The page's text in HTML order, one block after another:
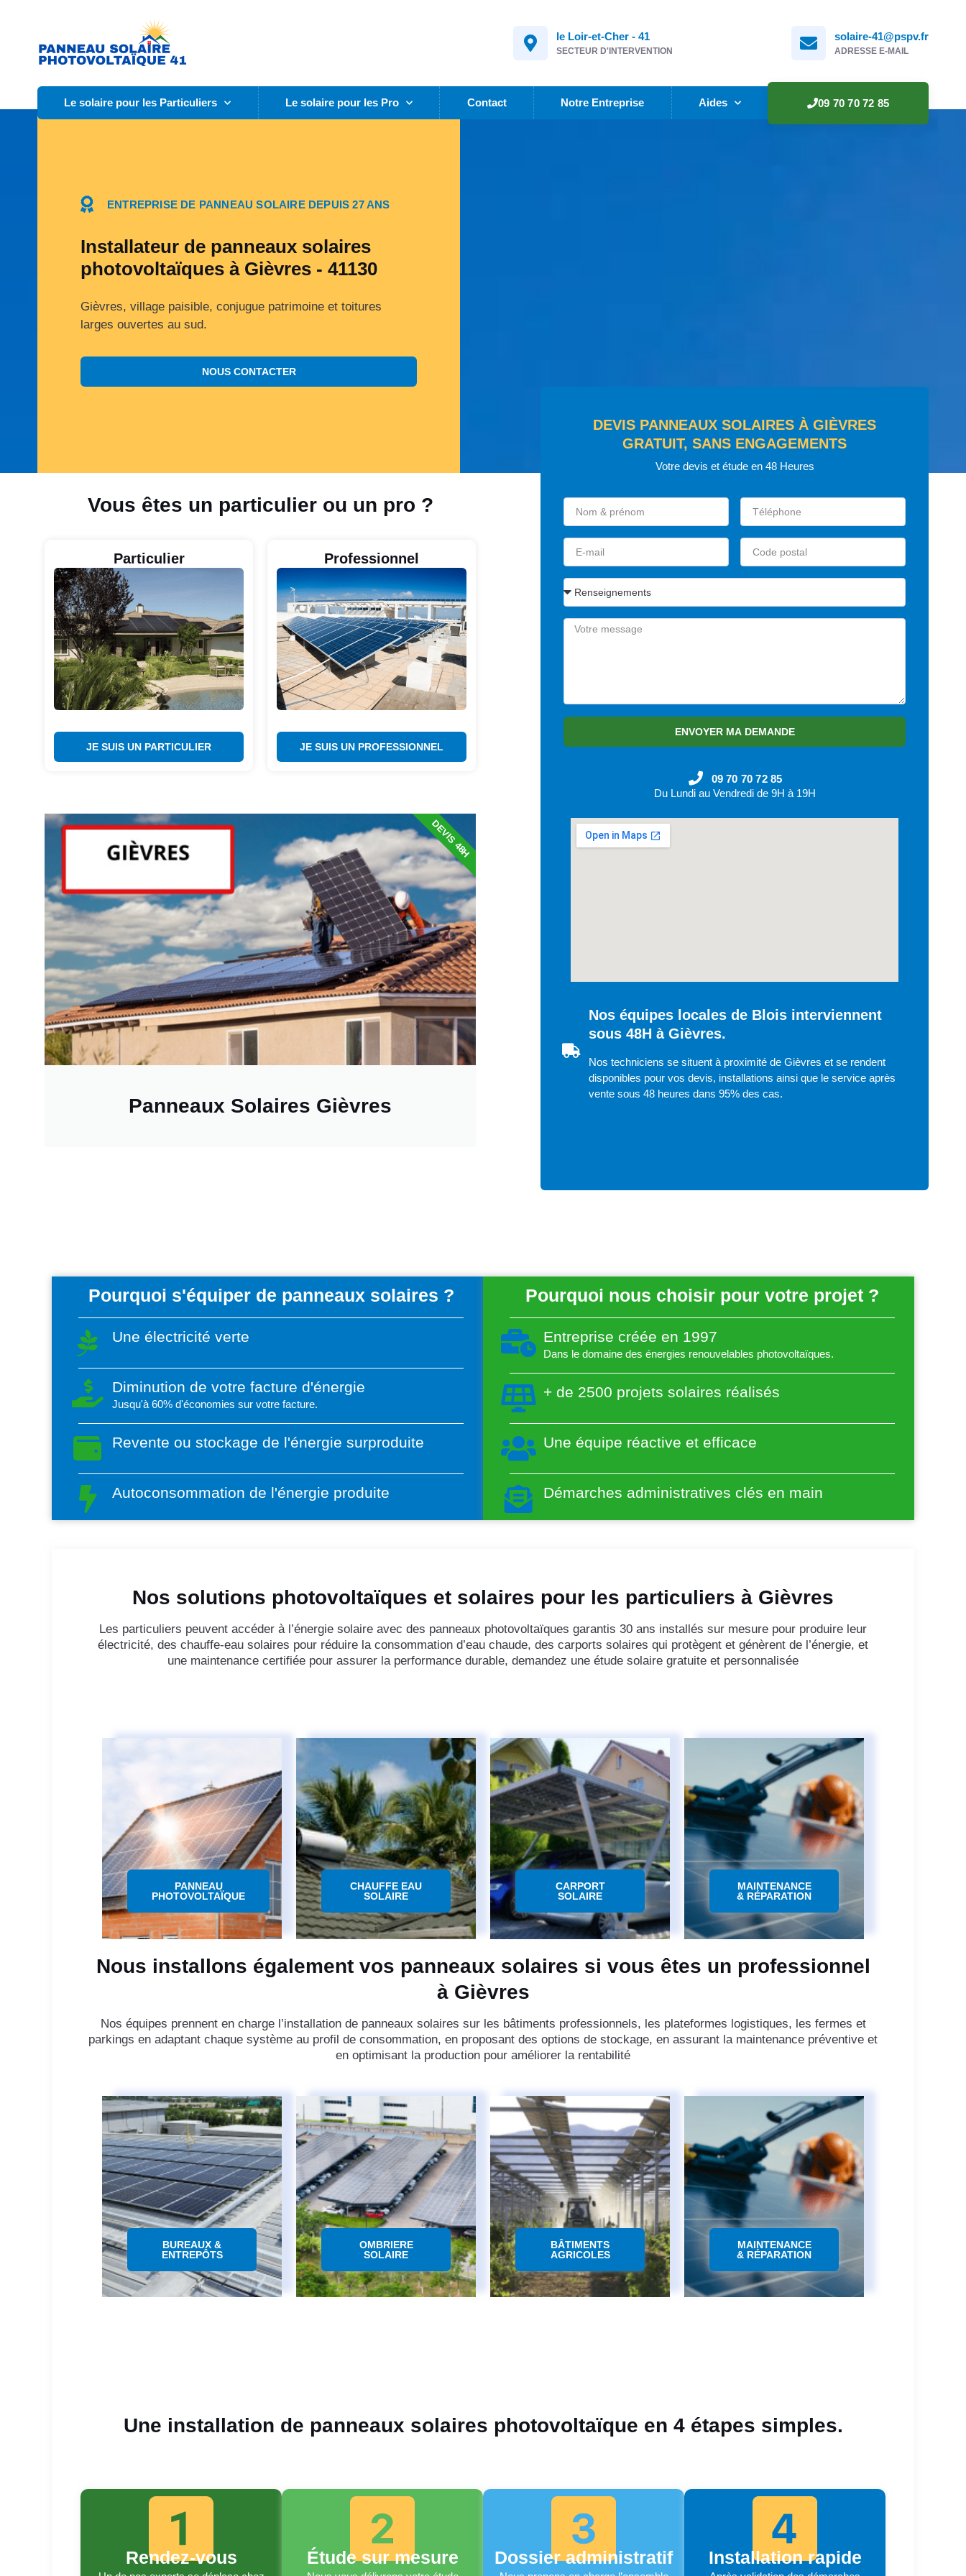
le Loir-et-Cher - 41
SECTEUR D'INTERVENTION
solaire-41@pspv.fr
ADRESSE E-MAIL
Le solaire pour les Particuliers Le solaire pour les Pro Contact Notre Entreprise Aides 09 70 70 72 85
ENTREPRISE DE PANNEAU SOLAIRE DEPUIS 27 ANS
Installateur de panneaux solaires
photovoltaïques à Gièvres - 41130
Gièvres, village paisible, conjugue patrimoine et toitures
larges ouvertes au sud.
NOUS CONTACTER
Vous êtes un particulier ou un pro ?
Particulier
JE SUIS UN PARTICULIER
Professionnel
JE SUIS UN PROFESSIONNEL
Panneaux Solaires Gièvres
DEVIS 48H
DEVIS PANNEAUX SOLAIRES À GIÈVRES
GRATUIT, SANS ENGAGEMENTS
Votre devis et étude en 48 Heures
ENVOYER MA DEMANDE
09 70 70 72 85
Du Lundi au Vendredi de 9H à 19H
Nos équipes locales de Blois interviennent
sous 48H à Gièvres.
Nos techniciens se situent à proximité de Gièvres et se rendent
disponibles pour vos devis, installations ainsi que le service après
vente sous 48 heures dans 95% des cas.
Pourquoi s'équiper de panneaux solaires ?
Une électricité verte
Diminution de votre facture d'énergie
Jusqu'à 60% d'économies sur votre facture.
Revente ou stockage de l'énergie surproduite
Autoconsommation de l'énergie produite
Pourquoi nous choisir pour votre projet ?
Entreprise créée en 1997
Dans le domaine des énergies renouvelables photovoltaïques.
+ de 2500 projets solaires réalisés
Une équipe réactive et efficace
Démarches administratives clés en main
Nos solutions photovoltaïques et solaires pour les particuliers à Gièvres
Les particuliers peuvent accéder à l’énergie solaire avec des panneaux photovoltaïques garantis 30 ans installés sur mesure pour produire leur
électricité, des chauffe-eau solaires pour réduire la consommation d’eau chaude, des carports solaires qui protègent et génèrent de l’énergie, et
une maintenance certifiée pour assurer la performance durable, demandez une étude solaire gratuite et personnalisée
PANNEAU
PHOTOVOLTAÏQUE
CHAUFFE EAU
SOLAIRE
CARPORT
SOLAIRE
MAINTENANCE
& RÉPARATION
Nous installons également vos panneaux solaires si vous êtes un professionnel
à Gièvres
Nos équipes prennent en charge l’installation de panneaux solaires sur les bâtiments professionnels, les plateformes logistiques, les fermes et
parkings en adaptant chaque système au profil de consommation, en proposant des options de stockage, en assurant la maintenance préventive et
en optimisant la production pour améliorer la rentabilité
BUREAUX &
ENTREPÔTS
OMBRIERE
SOLAIRE
BÂTIMENTS
AGRICOLES
MAINTENANCE
& RÉPARATION
Une installation de panneaux solaires photovoltaïque en 4 étapes simples.
Rendez-vous Étude sur mesure Dossier administratif Installation rapide